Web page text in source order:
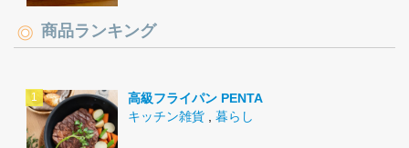
商品ランキング
高級フライパン PENTA
キッチン雑貨
暮らし